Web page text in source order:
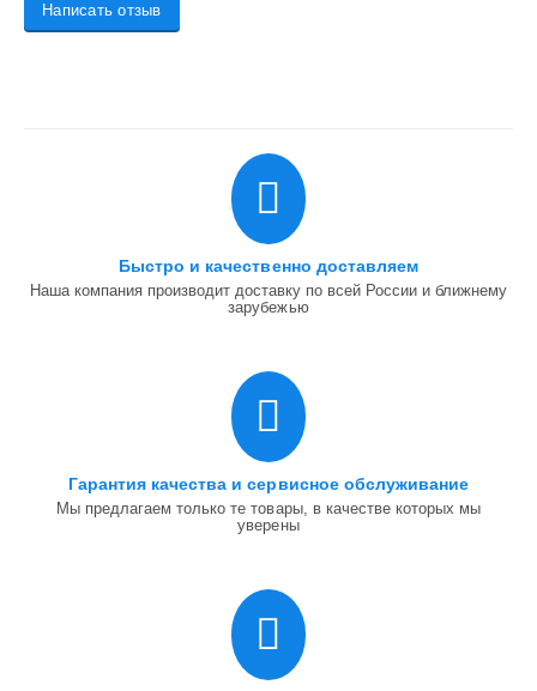
Написать отзыв
Быстро и качественно доставляем
Наша компания производит доставку по всей России и ближнему
зарубежью
Гарантия качества и сервисное обслуживание
Мы предлагаем только те товары, в качестве которых мы
уверены